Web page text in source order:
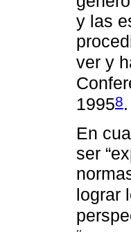
y las
ver y
19958.
En
ser
lograr